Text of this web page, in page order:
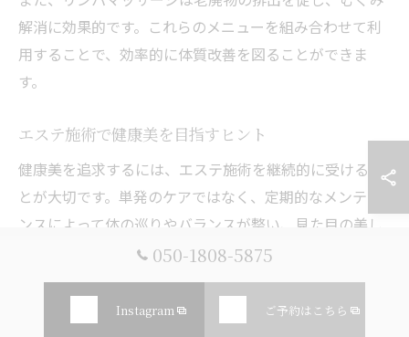
解消に効果的です。これらのメニューを組み合わせて利
用することで、効率的に体質改善を図ることができま
す。
エステ施術で健康美を目指すヒント
健康美を追求するには、エステ施術を継続的に受けるこ
とが大切です。単発のケアではなく、定期的なメンテナ
ンスによって体の巡りやバランスが整い、見た目の美し
さだけでなく内面からの健康も手に入ります。箱崎宮前
駅のエステサロンでは、個々の目標や体調に合わせたプ
ランを提案しており、無理なく続けられる点が魅力で
050-1808-5875
Instagram ご予約はこちら